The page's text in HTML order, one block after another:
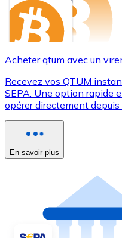
Acheter qtum avec un
Recevez vos QTUM
SEPA. Une option rapide
opérer directement depuis
En savoir plus